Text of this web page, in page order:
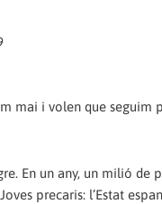
mai i volen que seguim
En un any, un milió de
precaris: l’Estat